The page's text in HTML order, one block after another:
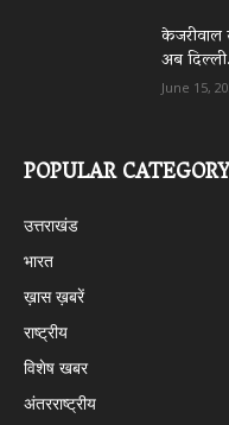
केजरीवाल
अब
June 15,
POPULAR CATEGORY
उत्तराखंड
भारत
ख़ास ख़बरें
राष्ट्रीय
विशेष खबर
अंतरराष्ट्रीय